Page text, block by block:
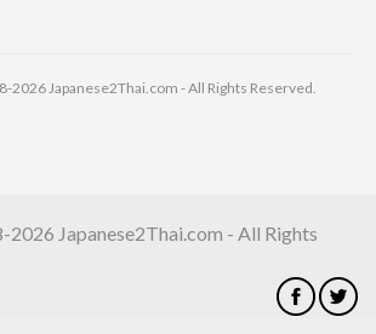
2026 Japanese2Thai.com - All Rights Reserved.
Japanese2Thai.com - All Rights